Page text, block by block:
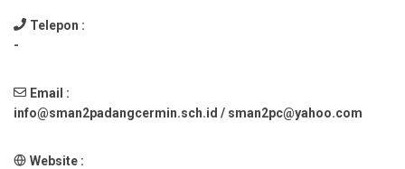
Telepon :
-
Email :
info@sman2padangcermin.sch.id / sman2pc@yahoo.com
Website :